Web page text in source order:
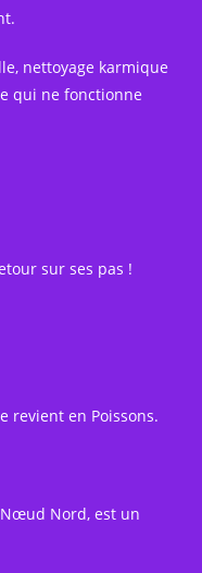
nettoyage karmique
qui ne fonctionne
sur ses pas !
revient en Poissons.
Nœud Nord, est un